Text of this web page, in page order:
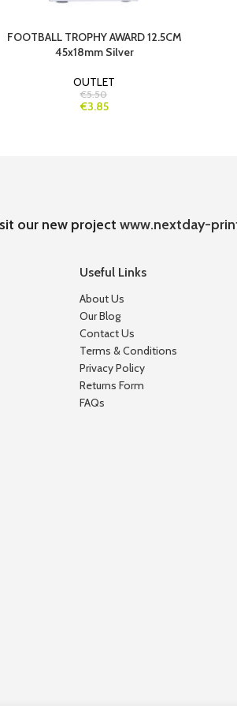
FOOTBALL TROPHY AWARD 12.5CM
45x18mm Silver
OUTLET
€5.50
€3.85
our new projectwww.nextday-
Useful Links
About Us
Our Blog
Contact Us
Terms & Conditions
Privacy Policy
Returns Form
FAQs